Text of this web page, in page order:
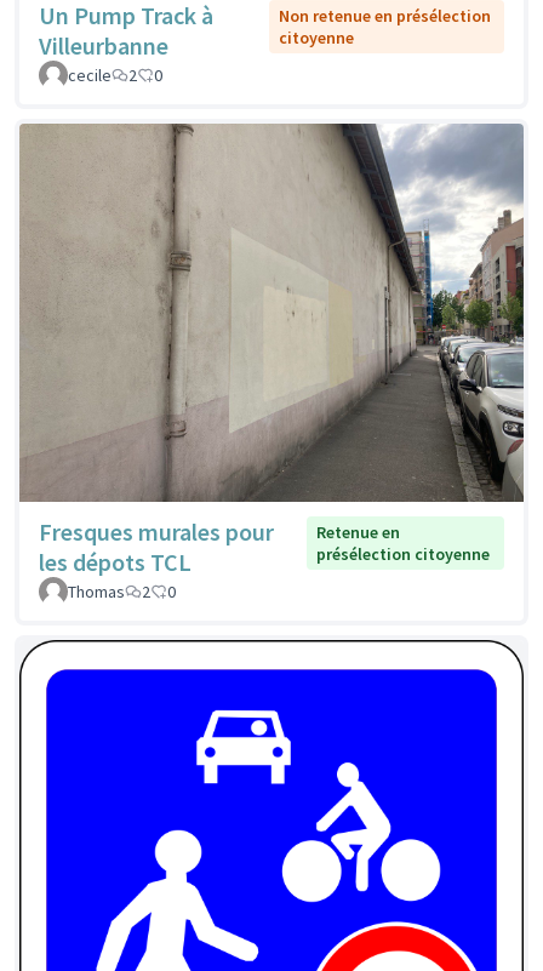
Un Pump Track à
Villeurbanne
Non retenue en présélection
citoyenne
cecile
2 0
Fresques murales pour
les dépots TCL
Retenue en
présélection citoyenne
Thomas
2 0